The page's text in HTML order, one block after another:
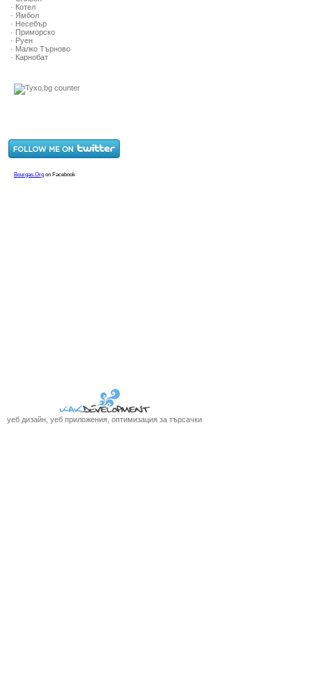
· Котел
· Ямбол
· Несебър
· Приморско
· Руен
· Малко Търново
· Карнобат
уеб дизайн, уеб приложения, оптимизация за търсачки